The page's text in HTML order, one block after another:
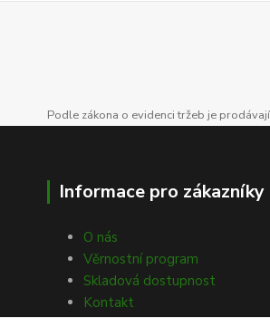
Podle zákona o evidenci tržeb je
Informace pro zákazníky
O nás
Věrnostní program
Skladová dostupnost
Kontakt